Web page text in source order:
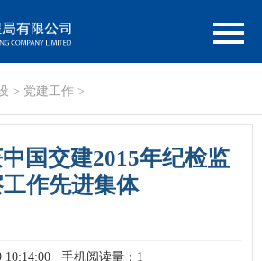
> 党建工作 >
国交建2015年纪检监
作先进集体
10:14:00 手机阅读量：1